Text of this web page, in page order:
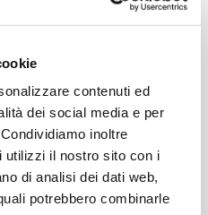
contenuti ed
dei social media e per
inoltre
utilizzi il nostro sito con i
di analisi dei dati web,
potrebbero combinarle